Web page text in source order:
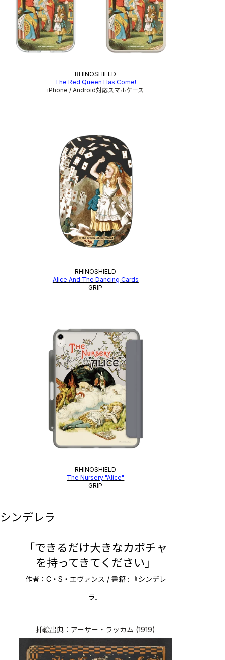
RHINOSHIELD
The Red Queen Has Come!
iPhone / Android対応スマホケース
RHINOSHIELD
Alice And The Dancing Cards
GRIP
RHINOSHIELD
The Nursery "Alice"
GRIP
シンデレラ
「できるだけ大きなカボチャ
を持ってきてください」
作者：C・S・エヴァンス / 書籍 : 『シンデレ
ラ』
挿絵出典：アーサー・ラッカム (1919)